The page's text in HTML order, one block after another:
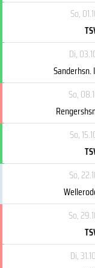
So,
Di,
Sanderhsn.
So,
So,
So,
So,
Di,